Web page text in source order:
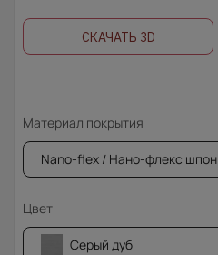
СКАЧАТЬ 3D
Материал покрытия
Nano-flex / Нано-флекс шпон
Цвет
Серый дуб